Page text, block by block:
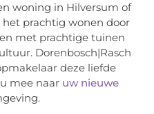
woning in Hilversum of
prachtig wonen door
met prachtige tuinen
Dorenbosch|Rasch
deze liefde
mee naar uw nieuwe